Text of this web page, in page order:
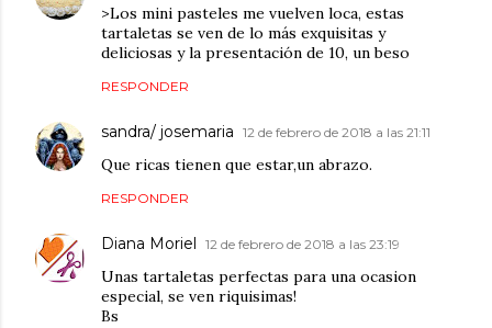
>Los mini pasteles me vuelven loca, estas
tartaletas se ven de lo más exquisitas y
deliciosas y la presentación de 10, un beso
RESPONDER
sandra/ josemaria 12 de febrero de 2018 a las 21:11
Que ricas tienen que estar,un abrazo.
RESPONDER
Diana Moriel 12 de febrero de 2018 a las 23:19
Unas tartaletas perfectas para una ocasion
especial, se ven riquisimas!
Bs